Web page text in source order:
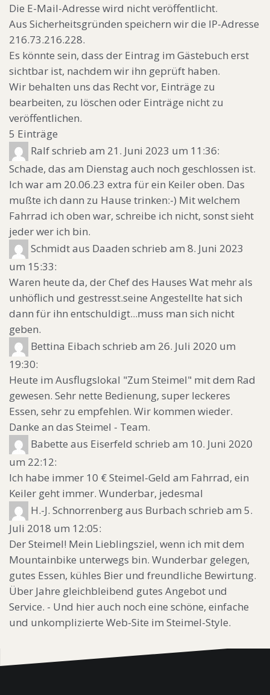
Die E-Mail-Adresse wird nicht veröffentlicht.
Aus Sicherheitsgründen speichern wir die IP-Adresse
216.73.216.228.
Es könnte sein, dass der Eintrag im Gästebuch erst
sichtbar ist, nachdem wir ihn geprüft haben.
Wir behalten uns das Recht vor, Einträge zu
bearbeiten, zu löschen oder Einträge nicht zu
veröffentlichen.
5 Einträge
Ralfschrieb am 21. Juni 2023 um 11:36:
Schade, das am Dienstag auch noch geschlossen ist.
Ich war am 20.06.23 extra für ein Keiler oben. Das
mußte ich dann zu Hause trinken:-) Mit welchem
Fahrrad ich oben war, schreibe ich nicht, sonst sieht
jeder wer ich bin.
Schmidtaus Daaden schrieb am 8. Juni 2023
um 15:33:
Waren heute da, der Chef des Hauses Wat mehr als
unhöflich und gestresst.seine Angestellte hat sich
dann für ihn entschuldigt...muss man sich nicht
geben.
Bettina Eibach schrieb am 26. Juli 2020 um
19:30:
Heute im Ausflugslokal "Zum Steimel" mit dem Rad
gewesen. Sehr nette Bedienung, super leckeres
Essen, sehr zu empfehlen. Wir kommen wieder.
Danke an das Steimel - Team.
Babette aus Eiserfeld schrieb am 10. Juni 2020
um 22:12:
Ich habe immer 10 € Steimel-Geld am Fahrrad, ein
Keiler geht immer. Wunderbar, jedesmal
H.-J. Schnorrenbergaus Burbach schrieb am 5.
Juli 2018 um 12:05:
Der Steimel! Mein Lieblingsziel, wenn ich mit dem
Mountainbike unterwegs bin. Wunderbar gelegen,
gutes Essen, kühles Bier und freundliche Bewirtung.
Über Jahre gleichbleibend gutes Angebot und
Service. - Und hier auch noch eine schöne, einfache
und unkomplizierte Web-Site im Steimel-Style.